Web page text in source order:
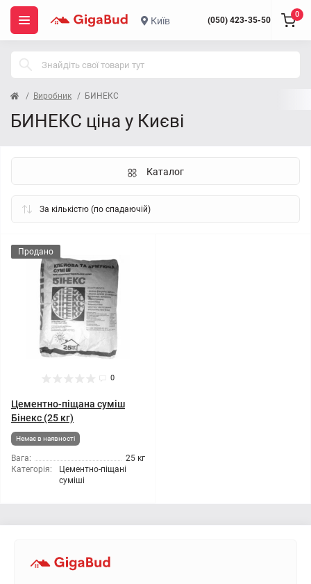
Київ (050) 423-35-50
0
Виробник БИНЕКС
БИНЕКС ціна у Києві
Каталог
Продано
0
Цементно-піщана суміш
Бінекс (25 кг)
Немає в наявності
Вага:
25 кг
Категорія:
Цементно-піщані
суміші